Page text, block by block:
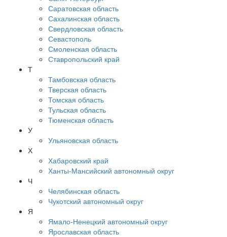
Саратовская область
Сахалинская область
Свердловская область
Севастополь
Смоленская область
Ставропольский край
Т
Тамбовская область
Тверская область
Томская область
Тульская область
Тюменская область
У
Ульяновская область
Х
Хабаровский край
Ханты-Мансийский автономный округ
Ч
Челябинская область
Чукотский автономный округ
Я
Ямало-Ненецкий автономный округ
Ярославская область